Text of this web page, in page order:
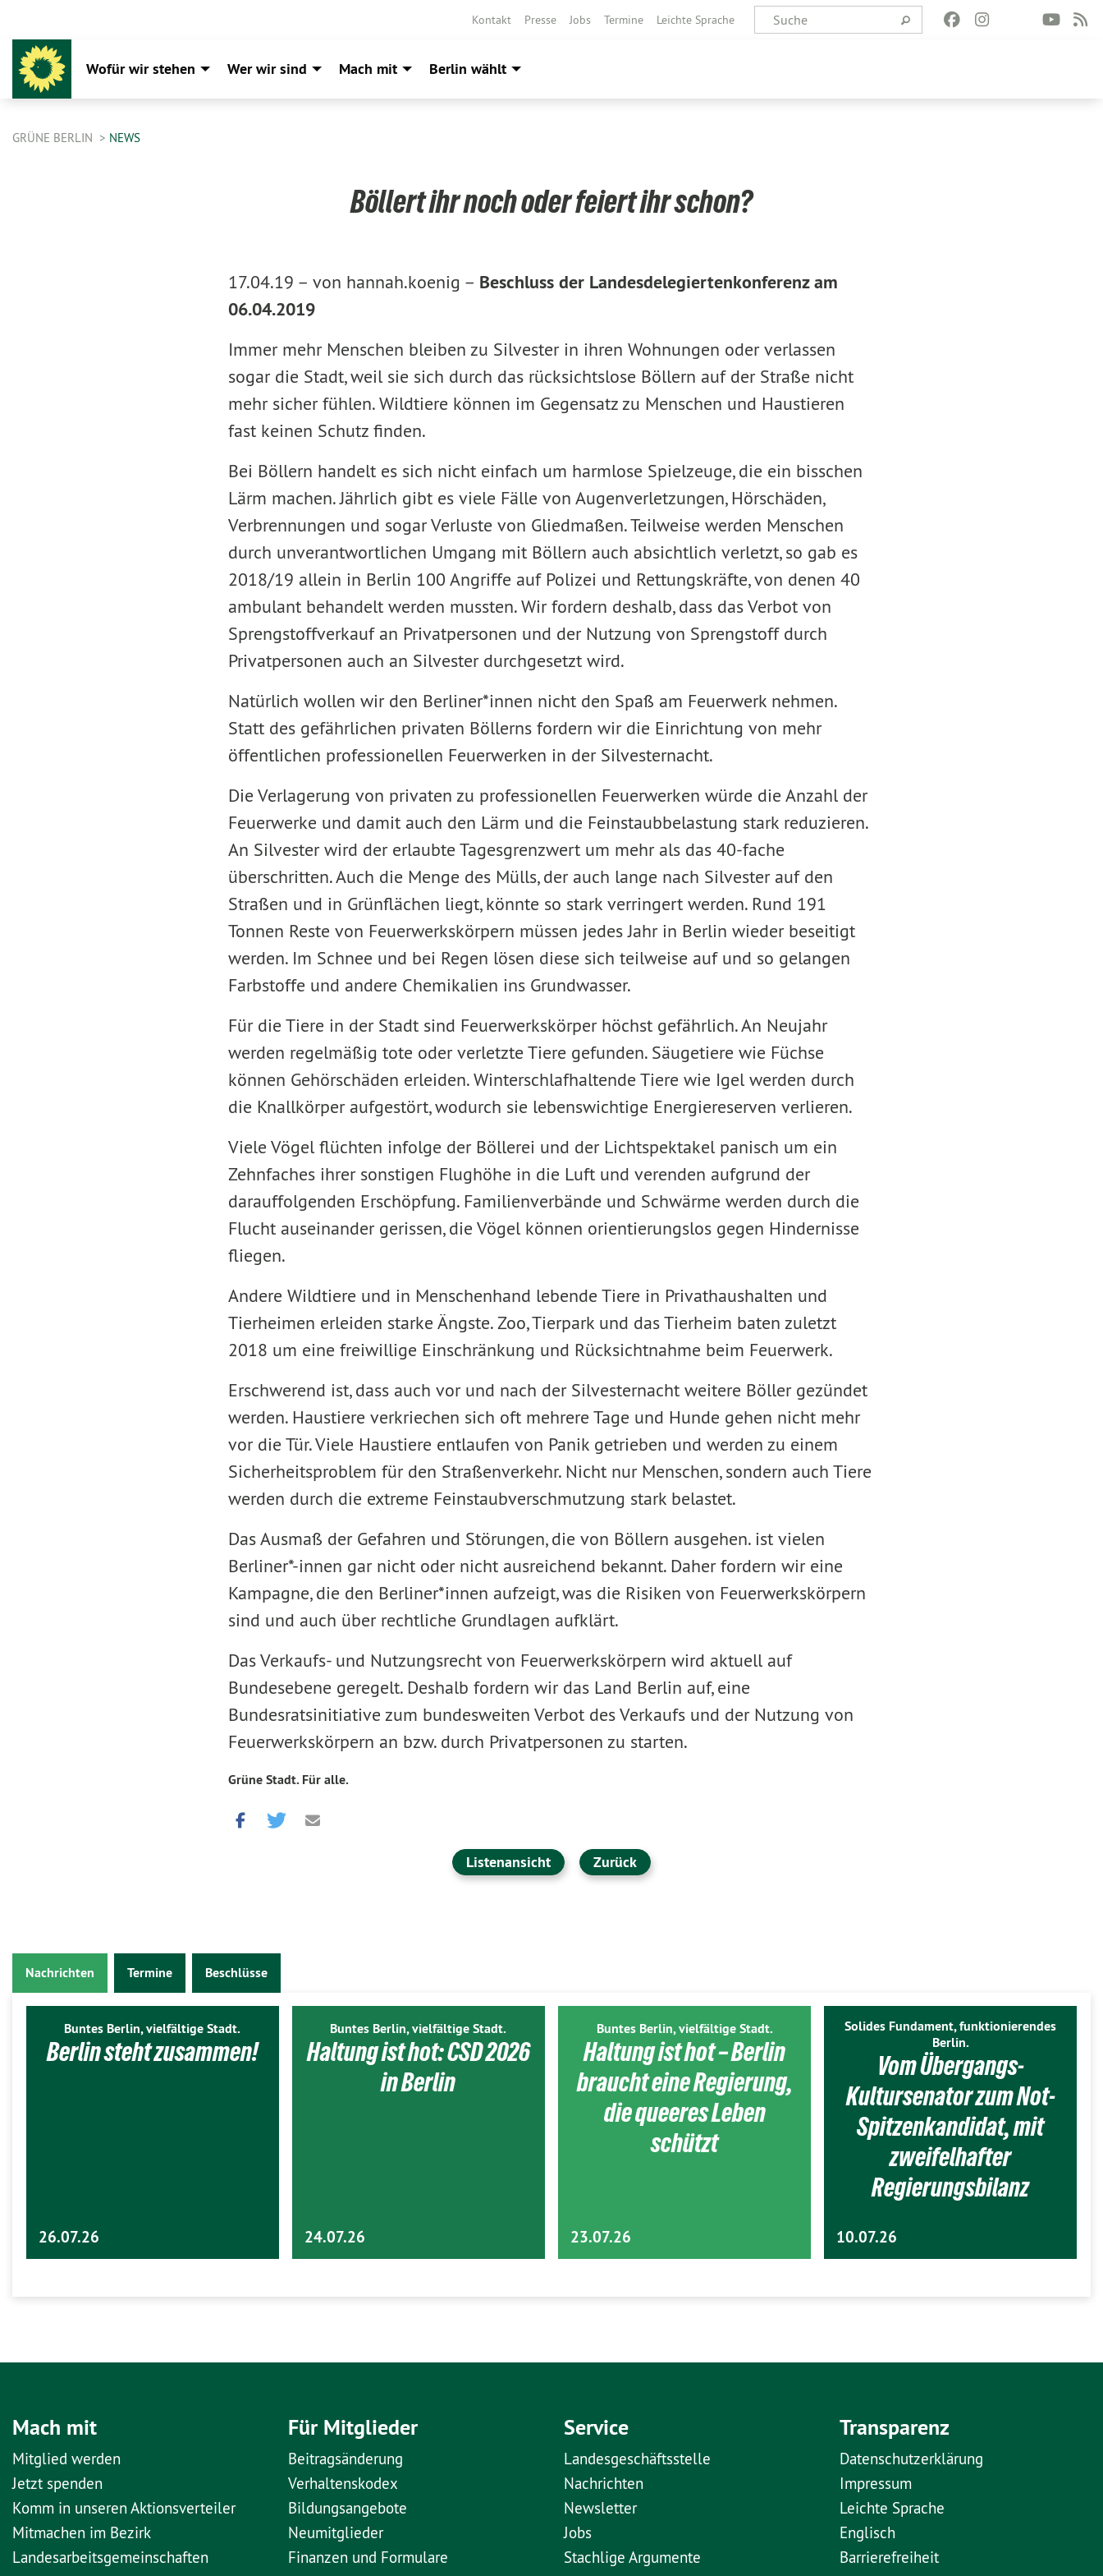
Kontakt Presse Jobs Termine Leichte Sprache
Wofür wir stehen Wer wir sind Mach mit Berlin wählt
GRÜNE BERLIN NEWS
Böllert ihr noch oder feiert ihr schon?
17.04.19 – von hannah.koenig – Beschluss der Landesdelegiertenkonferenz am
06.04.2019
Immer mehr Menschen bleiben zu Silvester in ihren Wohnungen oder verlassen
sogar die Stadt, weil sie sich durch das rücksichtslose Böllern auf der Straße nicht
mehr sicher fühlen. Wildtiere können im Gegensatz zu Menschen und Haustieren
fast keinen Schutz finden.
Bei Böllern handelt es sich nicht einfach um harmlose Spielzeuge, die ein bisschen
Lärm machen. Jährlich gibt es viele Fälle von Augenverletzungen, Hörschäden,
Verbrennungen und sogar Verluste von Gliedmaßen. Teilweise werden Menschen
durch unverantwortlichen Umgang mit Böllern auch absichtlich verletzt, so gab es
2018/19 allein in Berlin 100 Angriffe auf Polizei und Rettungskräfte, von denen 40
ambulant behandelt werden mussten. Wir fordern deshalb, dass das Verbot von
Sprengstoffverkauf an Privatpersonen und der Nutzung von Sprengstoff durch
Privatpersonen auch an Silvester durchgesetzt wird.
Natürlich wollen wir den Berliner*innen nicht den Spaß am Feuerwerk nehmen.
Statt des gefährlichen privaten Böllerns fordern wir die Einrichtung von mehr
öffentlichen professionellen Feuerwerken in der Silvesternacht.
Die Verlagerung von privaten zu professionellen Feuerwerken würde die Anzahl der
Feuerwerke und damit auch den Lärm und die Feinstaubbelastung stark reduzieren.
An Silvester wird der erlaubte Tagesgrenzwert um mehr als das 40-fache
überschritten. Auch die Menge des Mülls, der auch lange nach Silvester auf den
Straßen und in Grünflächen liegt, könnte so stark verringert werden. Rund 191
Tonnen Reste von Feuerwerkskörpern müssen jedes Jahr in Berlin wieder beseitigt
werden. Im Schnee und bei Regen lösen diese sich teilweise auf und so gelangen
Farbstoffe und andere Chemikalien ins Grundwasser.
Für die Tiere in der Stadt sind Feuerwerkskörper höchst gefährlich. An Neujahr
werden regelmäßig tote oder verletzte Tiere gefunden. Säugetiere wie Füchse
können Gehörschäden erleiden. Winterschlafhaltende Tiere wie Igel werden durch
die Knallkörper aufgestört, wodurch sie lebenswichtige Energiereserven verlieren.
Viele Vögel flüchten infolge der Böllerei und der Lichtspektakel panisch um ein
Zehnfaches ihrer sonstigen Flughöhe in die Luft und verenden aufgrund der
darauffolgenden Erschöpfung. Familienverbände und Schwärme werden durch die
Flucht auseinander gerissen, die Vögel können orientierungslos gegen Hindernisse
fliegen.
Andere Wildtiere und in Menschenhand lebende Tiere in Privathaushalten und
Tierheimen erleiden starke Ängste. Zoo, Tierpark und das Tierheim baten zuletzt
2018 um eine freiwillige Einschränkung und Rücksichtnahme beim Feuerwerk.
Erschwerend ist, dass auch vor und nach der Silvesternacht weitere Böller gezündet
werden. Haustiere verkriechen sich oft mehrere Tage und Hunde gehen nicht mehr
vor die Tür. Viele Haustiere entlaufen von Panik getrieben und werden zu einem
Sicherheitsproblem für den Straßenverkehr. Nicht nur Menschen, sondern auch Tiere
werden durch die extreme Feinstaubverschmutzung stark belastet.
Das Ausmaß der Gefahren und Störungen, die von Böllern ausgehen. ist vielen
Berliner*-innen gar nicht oder nicht ausreichend bekannt. Daher fordern wir eine
Kampagne, die den Berliner*innen aufzeigt, was die Risiken von Feuerwerkskörpern
sind und auch über rechtliche Grundlagen aufklärt.
Das Verkaufs- und Nutzungsrecht von Feuerwerkskörpern wird aktuell auf
Bundesebene geregelt. Deshalb fordern wir das Land Berlin auf, eine
Bundesratsinitiative zum bundesweiten Verbot des Verkaufs und der Nutzung von
Feuerwerkskörpern an bzw. durch Privatpersonen zu starten.
Grüne Stadt. Für alle.
Listenansicht Zurück
Nachrichten Termine Beschlüsse
Buntes Berlin, vielfältige Stadt.
Berlin steht zusammen!
26.07.26
Buntes Berlin, vielfältige Stadt.
Haltung ist hot: CSD 2026
in Berlin
24.07.26
Buntes Berlin, vielfältige Stadt.
Haltung ist hot – Berlin
braucht eine Regierung,
die queeres Leben
schützt
23.07.26
Solides Fundament, funktionierendes
Berlin.
Vom Übergangs-
Kultursenator zum Not-
Spitzenkandidat, mit
zweifelhafter
Regierungsbilanz
10.07.26
Mach mit
Mitglied werden
Jetzt spenden
Komm in unseren Aktionsverteiler
Mitmachen im Bezirk
Landesarbeitsgemeinschaften
Für Mitglieder
Beitragsänderung
Verhaltenskodex
Bildungsangebote
Neumitglieder
Finanzen und Formulare
Service
Landesgeschäftsstelle
Nachrichten
Newsletter
Jobs
Stachlige Argumente
Transparenz
Datenschutzerklärung
Impressum
Leichte Sprache
Englisch
Barrierefreiheit